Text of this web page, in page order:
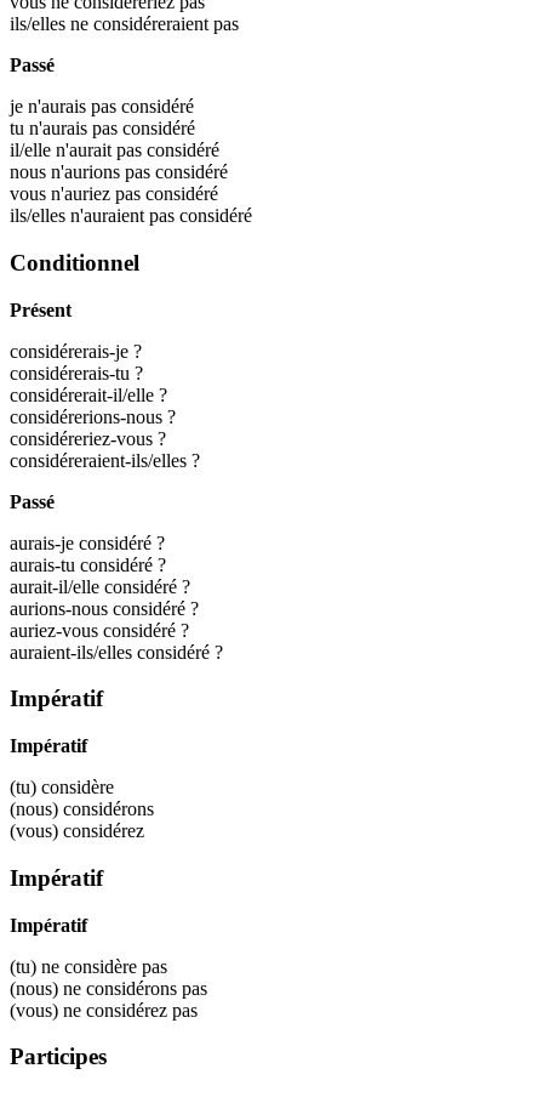
ils/elles ne considéreraient pas
Passé
je n'aurais pas considéré
tu n'aurais pas considéré
il/elle n'aurait pas considéré
nous n'aurions pas considéré
vous n'auriez pas considéré
ils/elles n'auraient pas considéré
Conditionnel
Présent
considérerais-je ?
considérerais-tu ?
considérerait-il/elle ?
considérerions-nous ?
considéreriez-vous ?
considéreraient-ils/elles ?
Passé
aurais-je considéré ?
aurais-tu considéré ?
aurait-il/elle considéré ?
aurions-nous considéré ?
auriez-vous considéré ?
auraient-ils/elles considéré ?
Impératif
Impératif
(tu) considère
(nous) considérons
(vous) considérez
Impératif
Impératif
(tu) ne considère pas
(nous) ne considérons pas
(vous) ne considérez pas
Participes